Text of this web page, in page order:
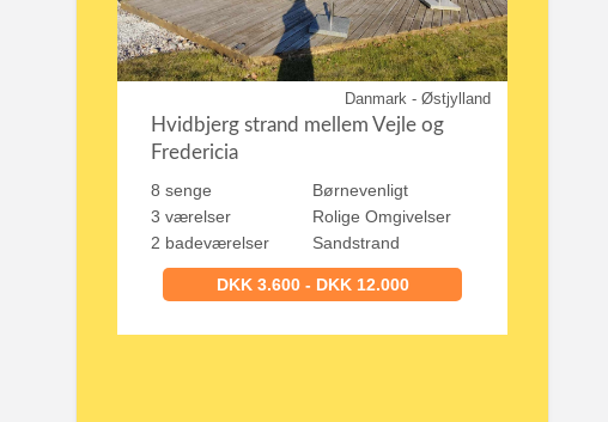
Danmark - Østjylland
Hvidbjerg strand mellem Vejle og
Fredericia
8 senge
3 værelser
2 badeværelser
Børnevenligt
Rolige Omgivelser
Sandstrand
DKK 3.600 - DKK 12.000